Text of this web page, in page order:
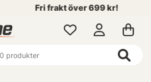
Fri frakt över 699 kr!